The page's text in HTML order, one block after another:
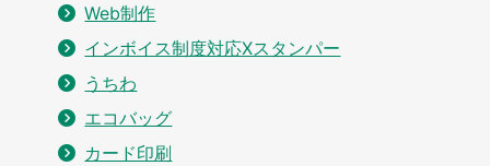
Web制作
インボイス制度対応Xスタンパー
うちわ
エコバッグ
カード印刷